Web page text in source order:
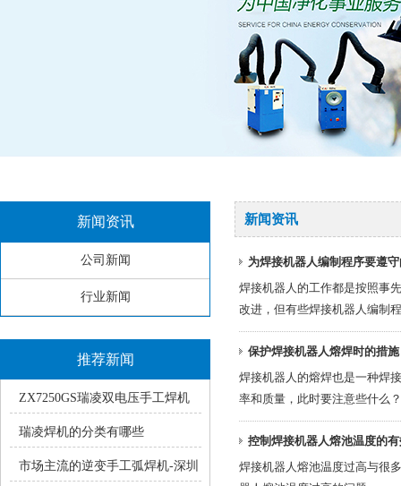
新闻资讯
公司新闻
行业新闻
推荐新闻
ZX7250GS瑞凌双电压手工焊机
使用中的常见疑问
瑞凌焊机的分类有哪些
市场主流的逆变手工弧焊机-深圳
新闻资讯
为焊接机器人编制程序要遵
焊接机器人的工作都是按照事
改进，但有些焊接机器人编制
保护焊接机器人熔焊时的措施
焊接机器人的熔焊也是一种焊
率和质量，此时要注意些什么？
控制焊接机器人熔池温度的
焊接机器人熔池温度过高与很